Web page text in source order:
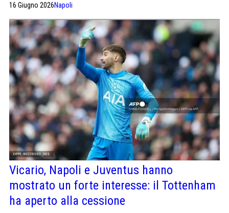
16 Giugno 2026Napoli
Vicario, Napoli e Juventus hanno
mostrato un forte interesse: il Tottenham
ha aperto alla cessione